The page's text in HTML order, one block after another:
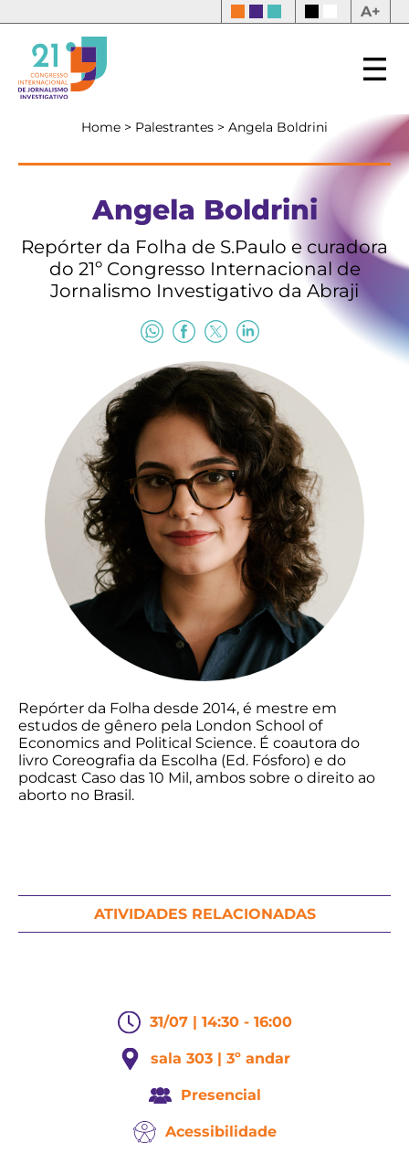
A+
Home > Palestrantes > Angela Boldrini
Angela Boldrini
Repórter da Folha de S.Paulo e curadora
do 21º Congresso Internacional de
Jornalismo Investigativo da Abraji
Repórter da Folha desde 2014, é mestre em
estudos de gênero pela London School of
Economics and Political Science. É coautora do
livro Coreografia da Escolha (Ed. Fósforo) e do
podcast Caso das 10 Mil, ambos sobre o direito ao
aborto no Brasil.
ATIVIDADES RELACIONADAS
31/07 | 14:30 - 16:00
sala 303 | 3º andar
Presencial
Acessibilidade